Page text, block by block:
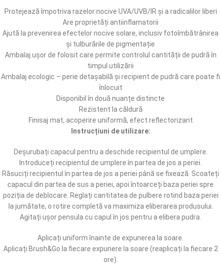
Protejează împotriva razelor nocive UVA/UVB/IR și a radicalilor liberi
Are proprietăți antiinflamatorii
Ajută la prevenirea efectelor nocive solare, inclusiv fotoîmbătrânirea
și tulburările de pigmentație
Ambalaj ușor de folosit care permite controlul cantității de pudră în
timpul utilizării
Ambalaj ecologic – perie detașabilă și recipient de pudră care poate fi
înlocuit
Disponibil în două nuanțe distincte
Rezistent la căldură
Finisaj mat, acoperire uniformă, efect reflectorizant
Instrucțiuni de utilizare:
Deșurubați capacul pentru a deschide recipientul de umplere.
Introduceți recipientul de umplere în partea de jos a periei.
Răsuciți recipientul în partea de jos a periei până se fixează. Scoateți
capacul din partea de sus a periei, apoi întoarceți baza periei spre
poziția de deblocare. Reglați cantitatea de pulbere rotind baza periei
la jumătate, o rotire completă va maximiza eliberarea produsului.
Agitați ușor pensula cu capul în jos pentru a elibera pudra.
Aplicați uniform înainte de expunerea la soare.
Aplicați Brush&Go la fiecare expunere la soare (reaplicați la fiecare 2
ore).